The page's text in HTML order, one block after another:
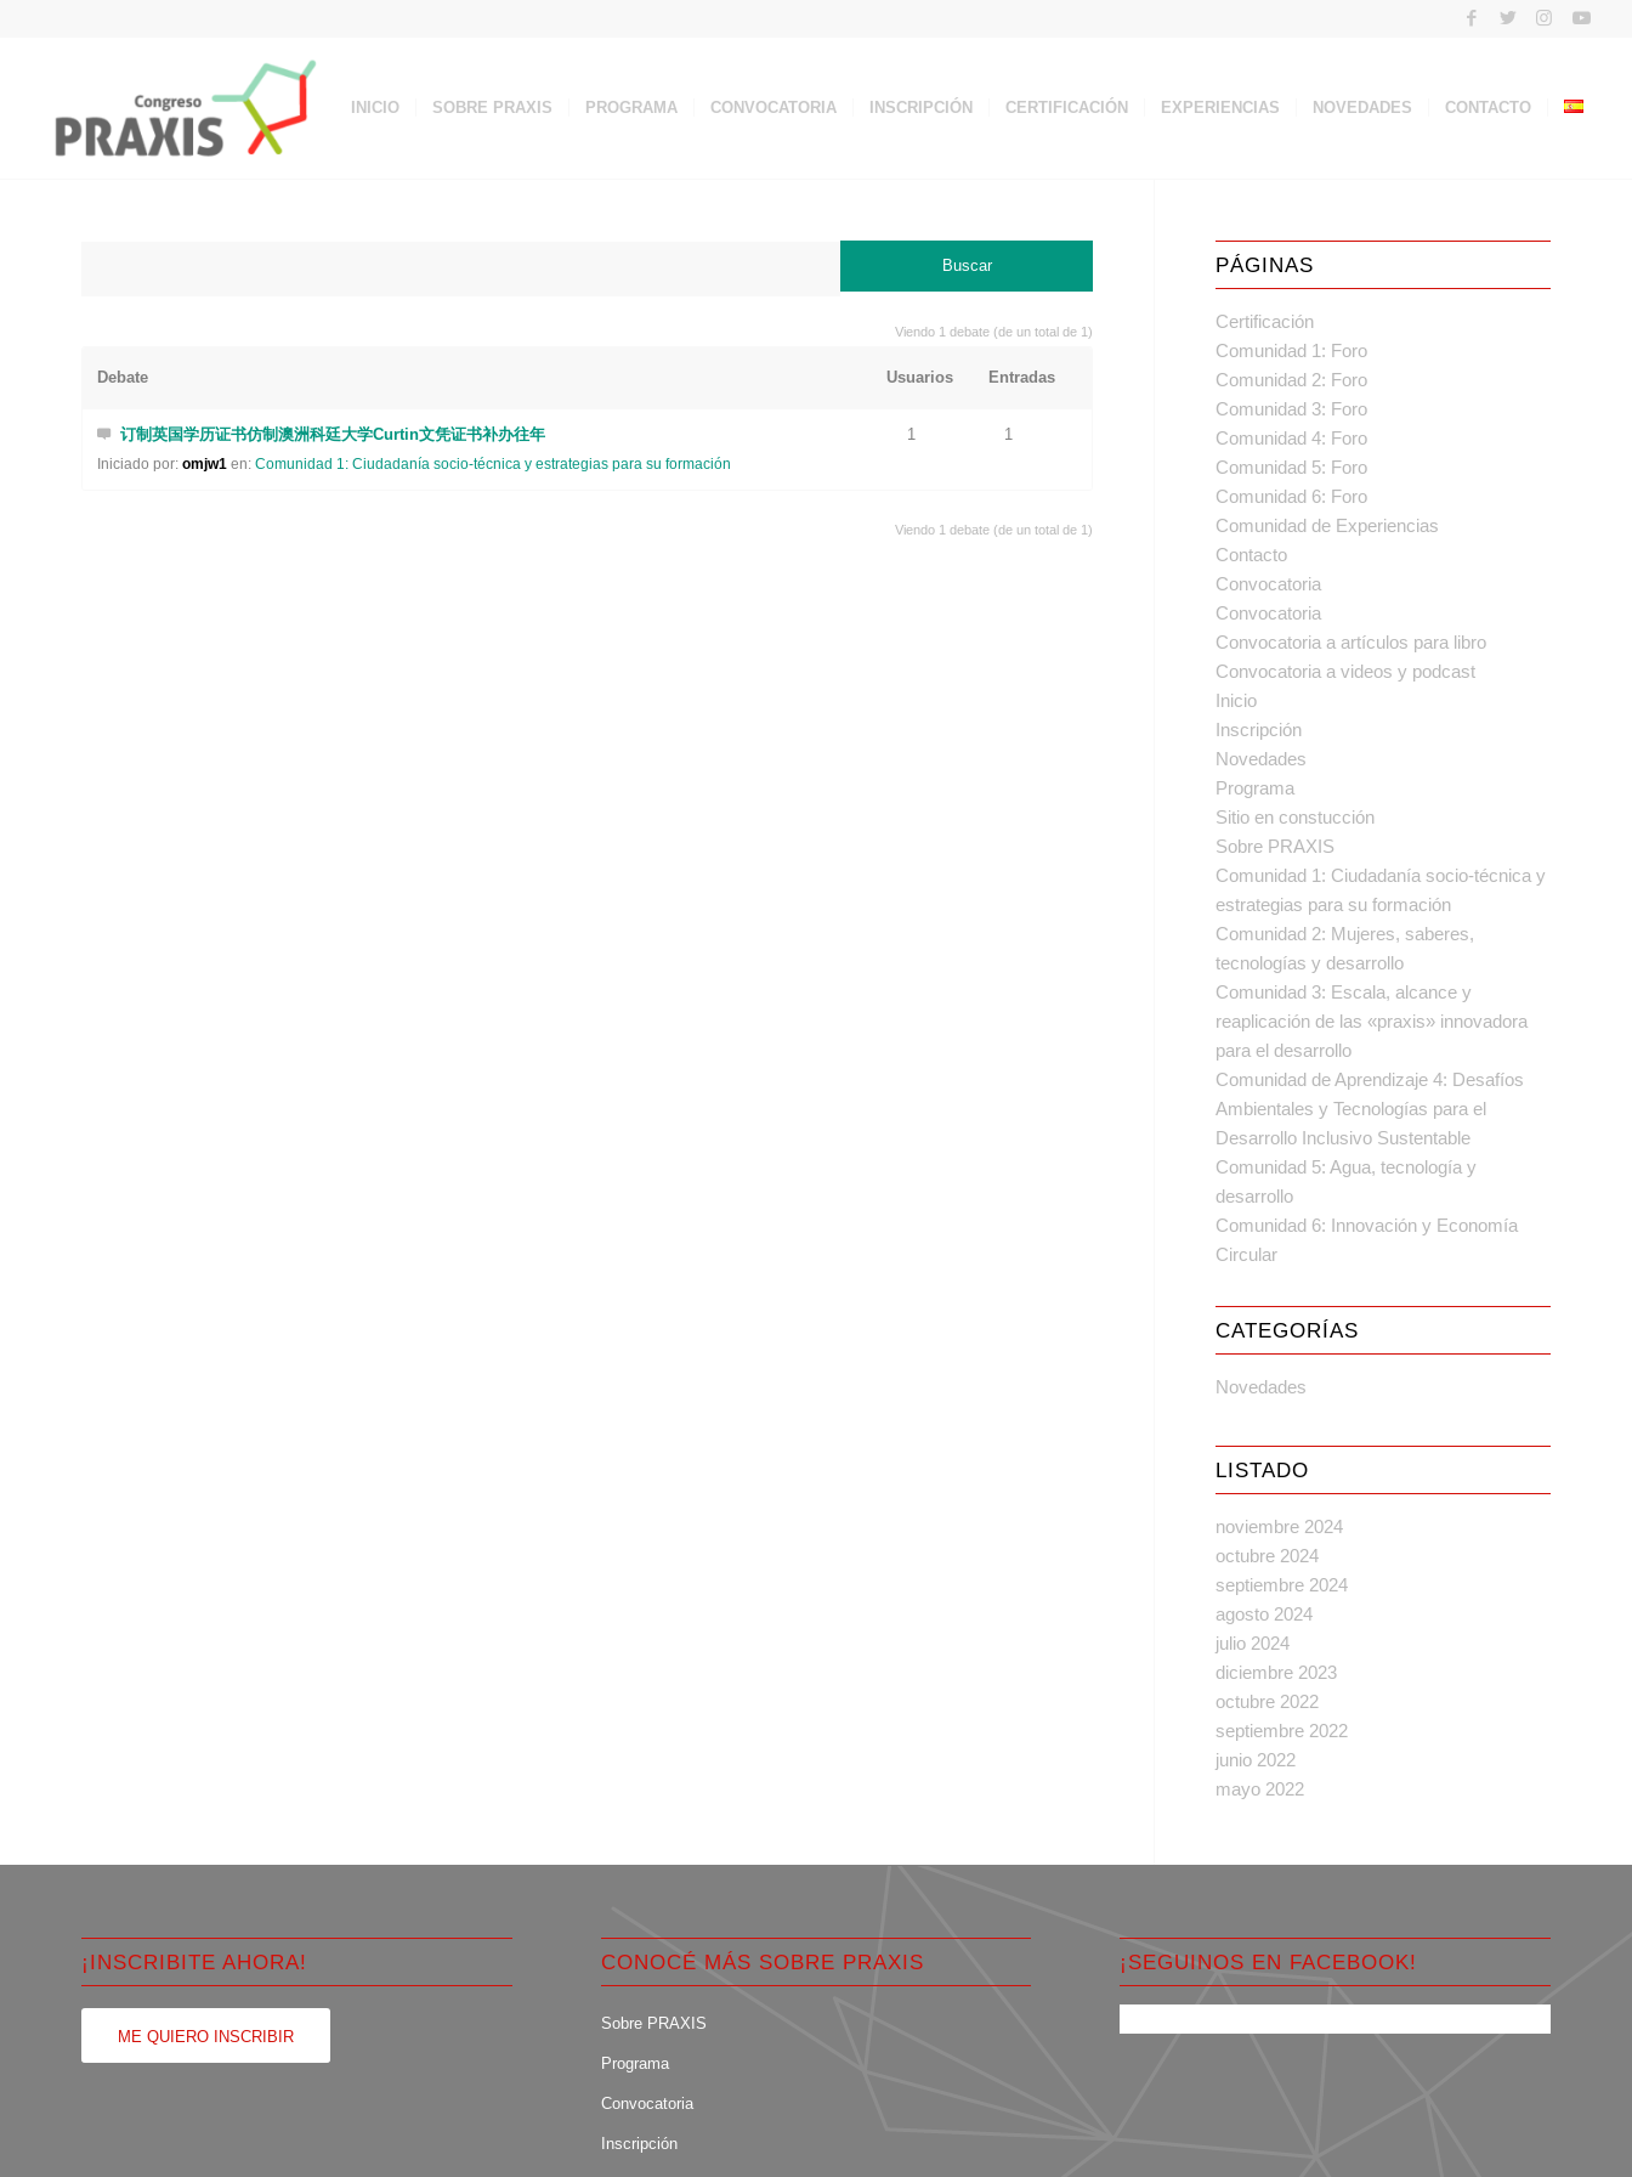
INICIO SOBRE PRAXIS PROGRAMA CONVOCATORIA INSCRIPCIÓN CERTIFICACIÓN EXPERIENCIAS NOVEDADES CONTACTO
Viendo 1 debate (de un total de 1)
Debate Usuarios Entradas
订制英国学历证书仿制澳洲科廷大学Curtin文凭证书补办往年
Iniciado por: omjw1 en: Comunidad 1: Ciudadanía socio-técnica y estrategias para su formación
1 1
Viendo 1 debate (de un total de 1)
PÁGINAS
Certificación
Comunidad 1: Foro
Comunidad 2: Foro
Comunidad 3: Foro
Comunidad 4: Foro
Comunidad 5: Foro
Comunidad 6: Foro
Comunidad de Experiencias
Contacto
Convocatoria
Convocatoria
Convocatoria a artículos para libro
Convocatoria a videos y podcast
Inicio
Inscripción
Novedades
Programa
Sitio en constucción
Sobre PRAXIS
Comunidad 1: Ciudadanía socio-técnica y
estrategias para su formación
Comunidad 2: Mujeres, saberes,
tecnologías y desarrollo
Comunidad 3: Escala, alcance y
reaplicación de las «praxis» innovadora
para el desarrollo
Comunidad de Aprendizaje 4: Desafíos
Ambientales y Tecnologías para el
Desarrollo Inclusivo Sustentable
Comunidad 5: Agua, tecnología y
desarrollo
Comunidad 6: Innovación y Economía
Circular
CATEGORÍAS
Novedades
LISTADO
noviembre 2024
octubre 2024
septiembre 2024
agosto 2024
julio 2024
diciembre 2023
octubre 2022
septiembre 2022
junio 2022
mayo 2022
¡INSCRIBITE AHORA!
ME QUIERO INSCRIBIR
CONOCÉ MÁS SOBRE PRAXIS
Sobre PRAXIS
Programa
Convocatoria
Inscripción
¡SEGUINOS EN FACEBOOK!